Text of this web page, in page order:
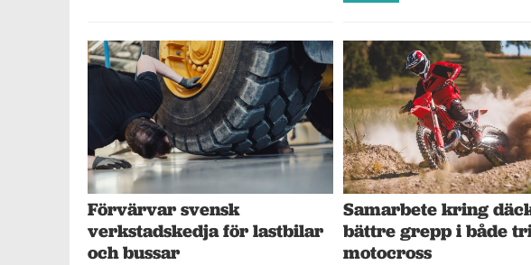
Förvärvar svensk
verkstadskedja för lastbilar
och bussar
Samarbete kring
bättre grepp i både
motocross